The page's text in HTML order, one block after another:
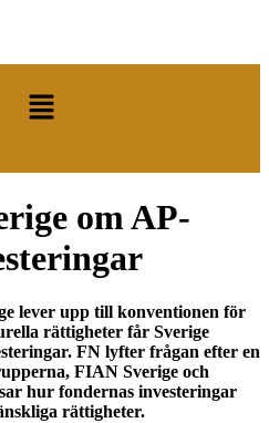
Meny
om AP-
lever upp till konventionen för
rättigheter får Sverige
FN lyfter frågan efter en
FIAN Sverige och
hur fondernas investeringar
rättigheter.